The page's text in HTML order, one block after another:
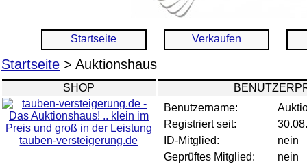
Startseite Verkaufen
Startseite > Auktionshaus
SHOP
tauben-versteigerung.de
Benutzername:
Registriert seit:
ID-Mitglied:
nein
Geprüftes Mitglied:
nein